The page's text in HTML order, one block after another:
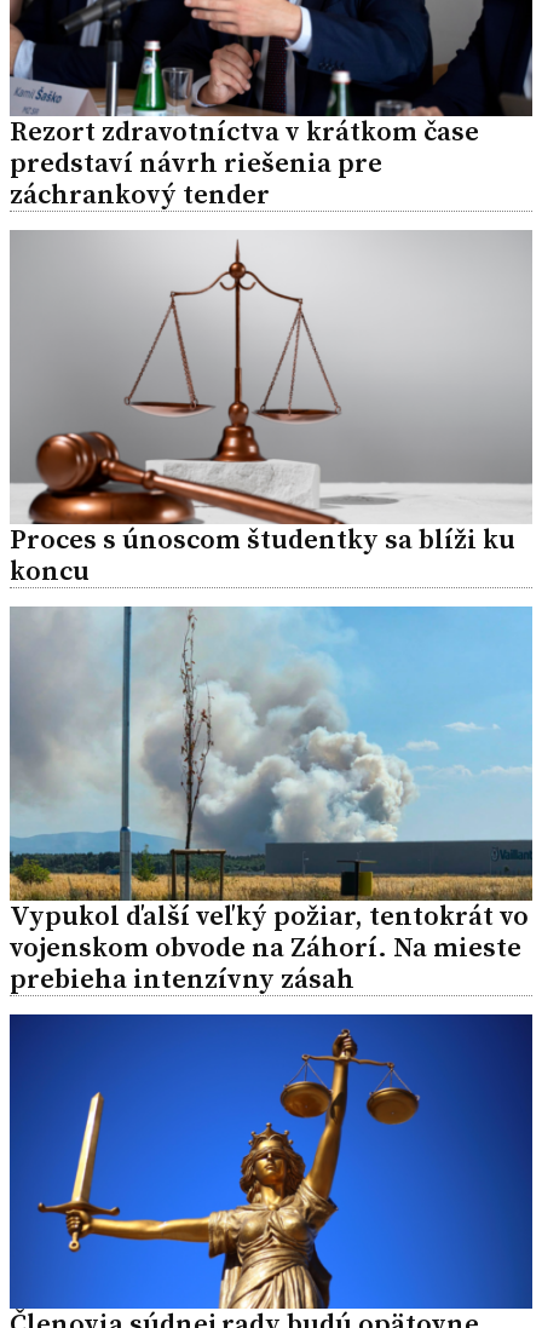
Rezort zdravotníctva v krátkom čase
predstaví návrh riešenia pre
záchrankový tender
Proces s únoscom študentky sa blíži ku
koncu
Vypukol ďalší veľký požiar, tentokrát vo
vojenskom obvode na Záhorí. Na mieste
prebieha intenzívny zásah